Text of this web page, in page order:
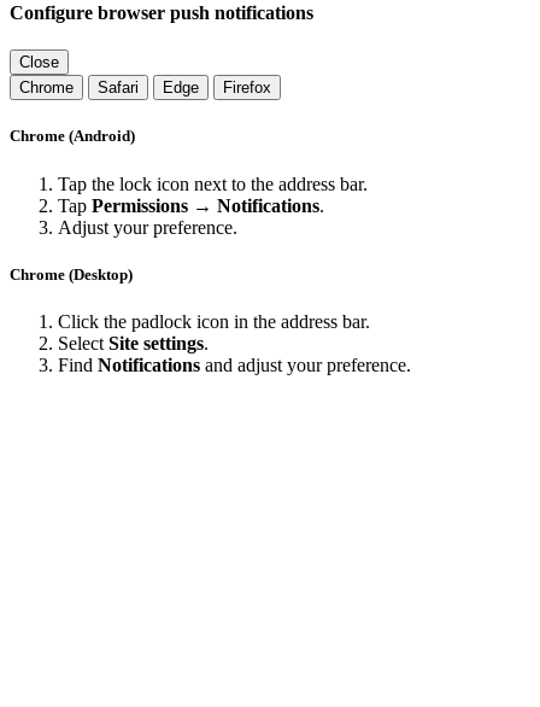
Configure browser push notifications
Close
Chrome
Safari Edge Firefox
Chrome (Android)
Tap the lock icon next to the address bar.
Tap Permissions → Notifications.
Adjust your preference.
Chrome (Desktop)
Click the padlock icon in the address bar.
Select Site settings.
Find Notifications and adjust your preference.